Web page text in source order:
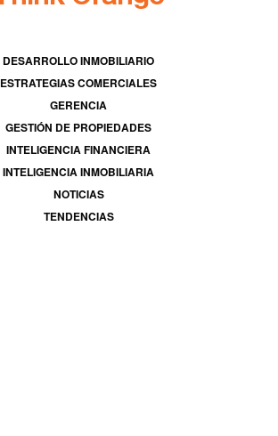
DESARROLLO INMOBILIARIO
ESTRATEGIAS COMERCIALES
GERENCIA
GESTIÓN DE PROPIEDADES
INTELIGENCIA FINANCIERA
INTELIGENCIA INMOBILIARIA
NOTICIAS
TENDENCIAS